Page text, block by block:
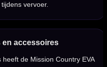
vervoer.
en accessoires
de Mission Country EVA